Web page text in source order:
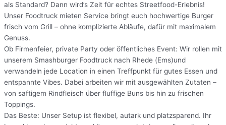
als Standard? Dann wird’s Zeit für echtes Streetfood-Erlebnis!
Unser Foodtruck mieten Service bringt euch hochwertige Burger
frisch vom Grill – ohne komplizierte Abläufe, dafür mit maximalem
Genuss.
Ob Firmenfeier, private Party oder öffentliches Event: Wir rollen mit
unserem Smashburger Foodtruck nach Rhede (Ems)und
verwandeln jede Location in einen Treffpunkt für gutes Essen und
entspannte Vibes. Dabei arbeiten wir mit ausgewählten Zutaten –
von saftigem Rindfleisch über fluffige Buns bis hin zu frischen
Toppings.
Das Beste: Unser Setup ist flexibel, autark und platzsparend. Ihr